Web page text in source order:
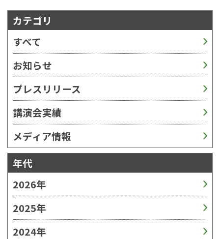
カテゴリ
すべて
お知らせ
プレスリリース
講演会実績
メディア情報
年代
2026年
2025年
2024年